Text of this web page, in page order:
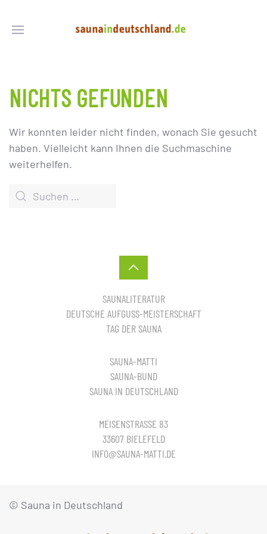
NICHTS GEFUNDEN
Wir konnten leider nicht finden, wonach Sie gesucht
haben. Vielleicht kann Ihnen die Suchmaschine
weiterhelfen.
SAUNALITERATUR
DEUTSCHE AUFGUSS-MEISTERSCHAFT
TAG DER SAUNA
SAUNA-MATTI
SAUNA-BUND
SAUNA IN DEUTSCHLAND
MEISENSTRASSE 83
33607 BIELEFELD
INFO@SAUNA-MATTI.DE
© Sauna in Deutschland